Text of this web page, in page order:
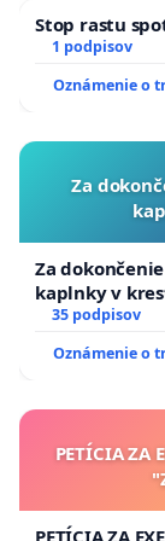
Stop rastu
1 podpisov
Oznámenie o
Za
Za
kaplnky v
35 podpisov
Oznámenie o
PETÍCIA ZA